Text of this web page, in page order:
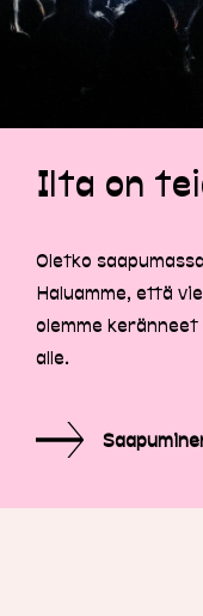
Ilta on
Oletko
Haluamme, että
olemme
alle.